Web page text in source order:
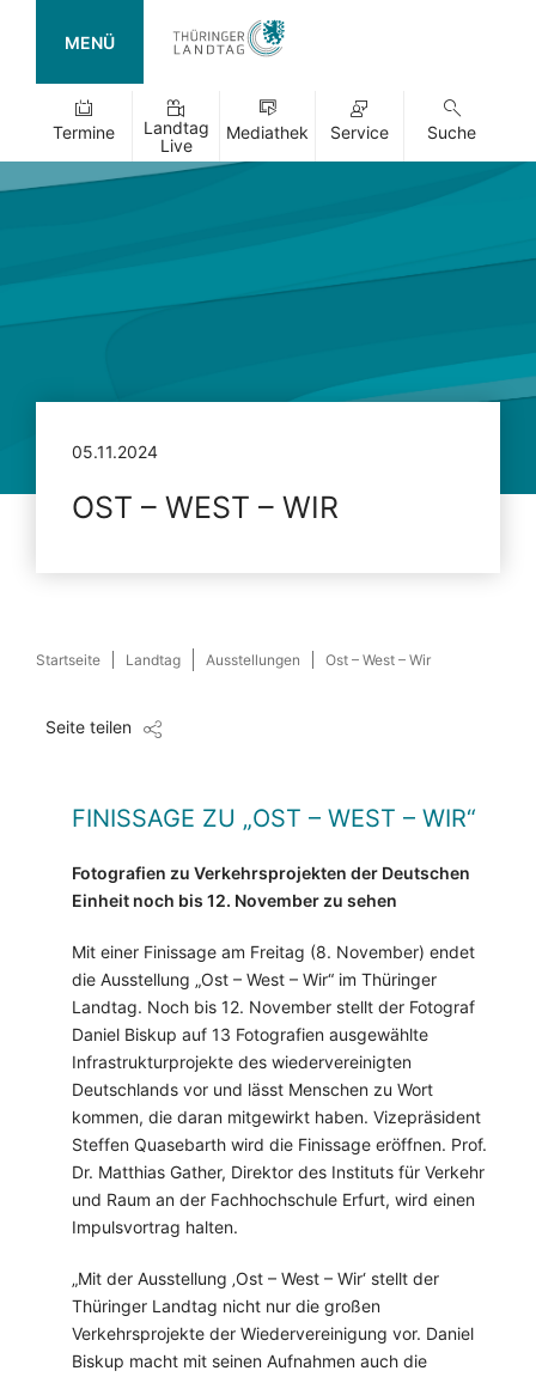
MENÜ
Termine
Landtag
Live
Mediathek Service Suche
05.11.2024
OST – WEST – WIR
Startseite Landtag Ausstellungen Ost – West – Wir
Seite teilen
FINISSAGE ZU „OST – WEST – WIR“
Fotografien zu Verkehrsprojekten der Deutschen
Einheit noch bis 12. November zu sehen
Mit einer Finissage am Freitag (8. November) endet
die Ausstellung „Ost – West – Wir“ im Thüringer
Landtag. Noch bis 12. November stellt der Fotograf
Daniel Biskup auf 13 Fotografien ausgewählte
Infrastrukturprojekte des wiedervereinigten
Deutschlands vor und lässt Menschen zu Wort
kommen, die daran mitgewirkt haben. Vizepräsident
Steffen Quasebarth wird die Finissage eröffnen. Prof.
Dr. Matthias Gather, Direktor des Instituts für Verkehr
und Raum an der Fachhochschule Erfurt, wird einen
Impulsvortrag halten.
„Mit der Ausstellung ‚Ost – West – Wir‘ stellt der
Thüringer Landtag nicht nur die großen
Verkehrsprojekte der Wiedervereinigung vor. Daniel
Biskup macht mit seinen Aufnahmen auch die